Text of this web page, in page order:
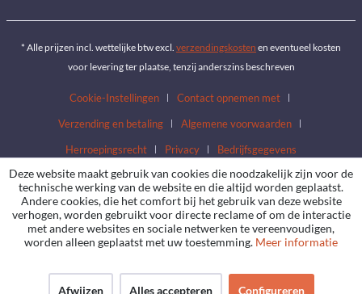
* Alle prijzen incl. wettelijke btw excl. verzendingskosten en eventueel kosten
voor levering ter plaatse, tenzij anderszins beschreven
Cookie-Instellingen
Contact opnemen met
Verzending en betaling
Algemene voorwaarden
Herroepingsrecht
Privacy Bedrijfsgegevens
Deze website maakt gebruik van cookies die noodzakelijk zijn voor de
technische werking van de website en die altijd worden geplaatst.
Andere cookies, die het comfort bij het gebruik van deze website
verhogen, worden gebruikt voor directe reclame of om de interactie
met andere websites en sociale netwerken te vereenvoudigen,
worden alleen geplaatst met uw toestemming. Meer informatie
Afwijzen Alles accepteren Configureren